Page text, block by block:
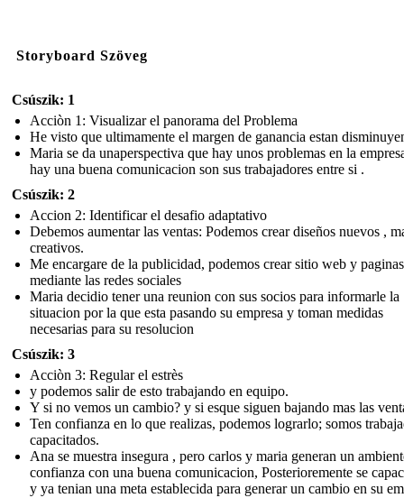
Storyboard Szöveg
Csúszik: 1
Acciòn 1: Visualizar el panorama del Problema
He visto que ultimamente el margen de ganancia estan
Maria se da unaperspectiva que hay unos problemas en la
hay una buena comunicacion son sus trabajadores entre si .
Csúszik: 2
Accion 2: Identificar el desafio adaptativo
Debemos aumentar las ventas: Podemos crear diseños nuevos ,
creativos.
Me encargare de la publicidad, podemos crear sitio web y paginas
mediante las redes sociales
Maria decidio tener una reunion con sus socios para informarle la
situacion por la que esta pasando su empresa y toman medidas
necesarias para su resolucion
Csúszik: 3
Acciòn 3: Regular el estrès
y podemos salir de esto trabajando en equipo.
Y si no vemos un cambio? y si esque siguen bajando mas las
Ten confianza en lo que realizas, podemos lograrlo; somos
capacitados.
Ana se muestra insegura , pero carlos y maria generan un
confianza con una buena comunicacion, Posterioremente se
y ya tenian una meta establecida para generar un cambio en su